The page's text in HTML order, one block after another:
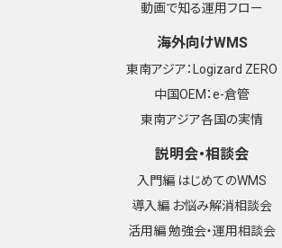
動画で知る運用フロー
海外向けWMS
東南アジア：Logizard ZERO
中国OEM：e-倉管
東南アジア各国の実情
説明会・相談会
入門編 はじめてのWMS
導入編 お悩み解消相談会
活用編 勉強会・運用相談会